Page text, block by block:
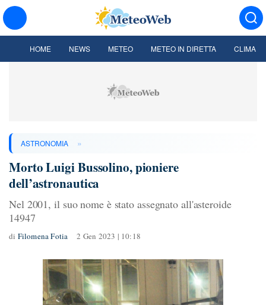
HOME NEWS METEO METEO IN DIRETTA CLIMA
ASTRONOMIA »
Morto Luigi Bussolino, pioniere
dell’astronautica
Nel 2001, il suo nome è stato assegnato all'asteroide
14947
di Filomena Fotia 2 Gen 2023 | 10:18